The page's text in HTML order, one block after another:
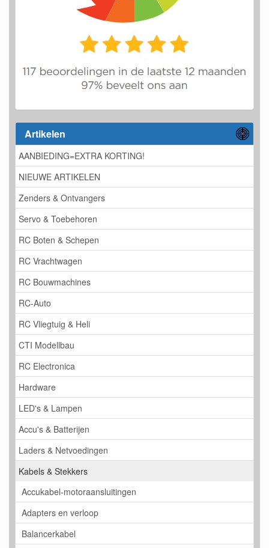
Artikelen
AANBIEDING=EXTRA KORTING!
NIEUWE ARTIKELEN
Zenders & Ontvangers
Servo & Toebehoren
RC Boten & Schepen
RC Vrachtwagen
RC Bouwmachines
RC-Auto
RC Vliegtuig & Heli
CTI Modellbau
RC Electronica
Hardware
LED's & Lampen
Accu's & Batterijen
Laders & Netvoedingen
Kabels & Stekkers
Accukabel-motoraansluitingen
Adapters en verloop
Balancerkabel